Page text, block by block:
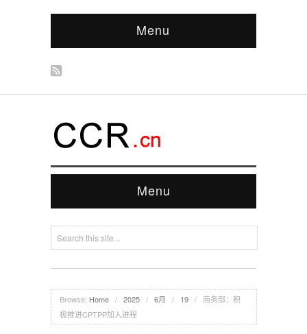
Menu
Menu
Browse: Home / 2025 / 6月 / 19 /
商务部：积
极推进CPTPP加入进程